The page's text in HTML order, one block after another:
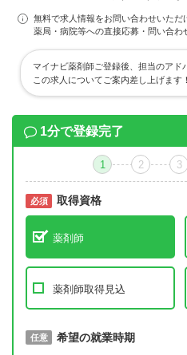
無料で求人情報をお問い合わせいただ
薬局・病院等への直接応募・問い合わ
マイナビ薬剤師ご登録後、担当のアド
この求人についてご案内差し上げます！
1分で登録完了
1 2 3
必須 取得資格
薬剤師
薬剤師取得見込
必須 取得予定年
任意 希望の就業時期